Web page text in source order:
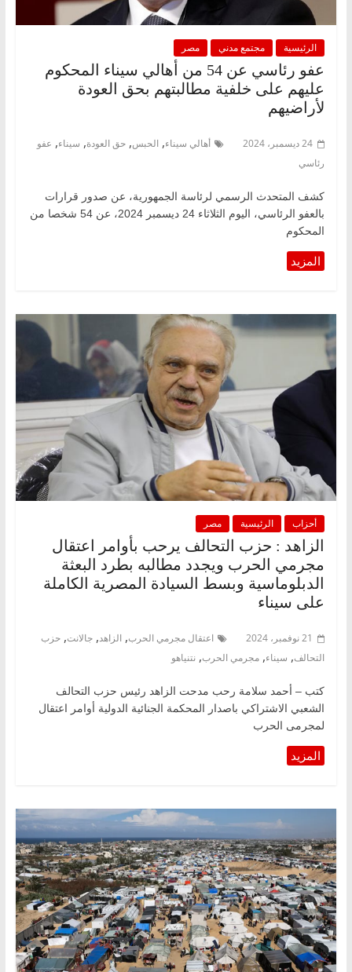
الرئيسية مجتمع مدني مصر
عفو رئاسي عن 54 من أهالي سيناء المحكوم
عليهم على خلفية مطالبتهم بحق العودة
لأراضيهم
24 ديسمبر، 2024 أهالي سيناء, الحبس, حق العودة, سيناء, عفو
رئاسي
كشف المتحدث الرسمي لرئاسة الجمهورية، عن صدور قرارات
بالعفو الرئاسي، اليوم الثلاثاء 24 ديسمبر 2024، عن 54 شخصا من
المحكوم
أحزاب الرئيسية مصر
الزاهد : حزب التحالف يرحب بأوامر اعتقال
مجرمي الحرب ويجدد مطالبه بطرد البعثة
الدبلوماسية وبسط السيادة المصرية الكاملة
على سيناء
21 نوفمبر، 2024 اعتقال مجرمي الحرب, الزاهد, جالانت, حزب
التحالف, سيناء, مجرمي الحرب, نتنياهو
كتب – أحمد سلامة رحب مدحت الزاهد رئيس حزب التحالف
الشعبي الاشتراكي باصدار المحكمة الجنائية الدولية أوامر اعتقال
لمجرمى الحرب